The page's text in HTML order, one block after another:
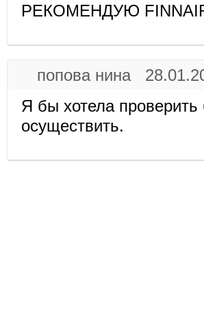
РЕКОМЕНДУЮ
попова нина
Я бы хотела проверить
осуществить.